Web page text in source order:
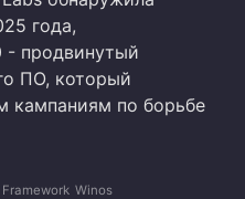
года,
- продвинутый
ПО, который
кампаниям по борьбе
Framework Winos